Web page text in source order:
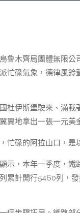
魯木齊局團體無限
忙碌氣象，德律風
杜伊斯堡駛來、滿
翼地拿出一張一元
忙碌的阿拉山口，是
示，本年一季度，
累計開行5460列，